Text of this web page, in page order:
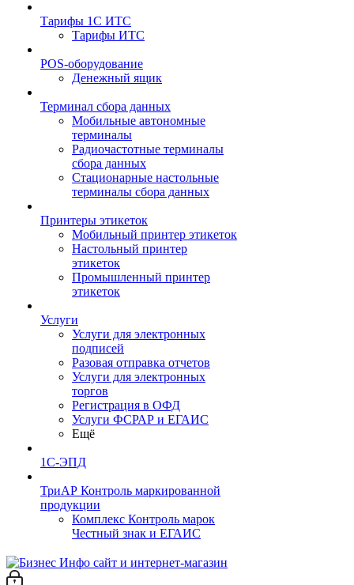
Тарифы 1С ИТС
Тарифы ИТС
POS-оборудование
Денежный ящик
Терминал сбора данных
Мобильные автономные
терминалы
Радиочастотные терминалы
сбора данных
Стационарные настольные
терминалы сбора данных
Принтеры этикеток
Мобильный принтер этикеток
Настольный принтер
этикеток
Промышленный принтер
этикеток
Услуги
Услуги для электронных
подписей
Разовая отправка отчетов
Услуги для электронных
торгов
Регистрация в ОФД
Услуги ФСРАР и ЕГАИС
Ещё
1С-ЭПД
ТриАР Контроль маркированной
продукции
Комплекс Контроль марок
Честный знак и ЕГАИС